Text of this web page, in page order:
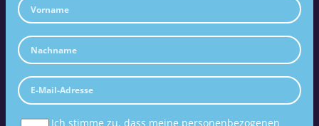
Ich stimme zu, dass meine personenbezogenen